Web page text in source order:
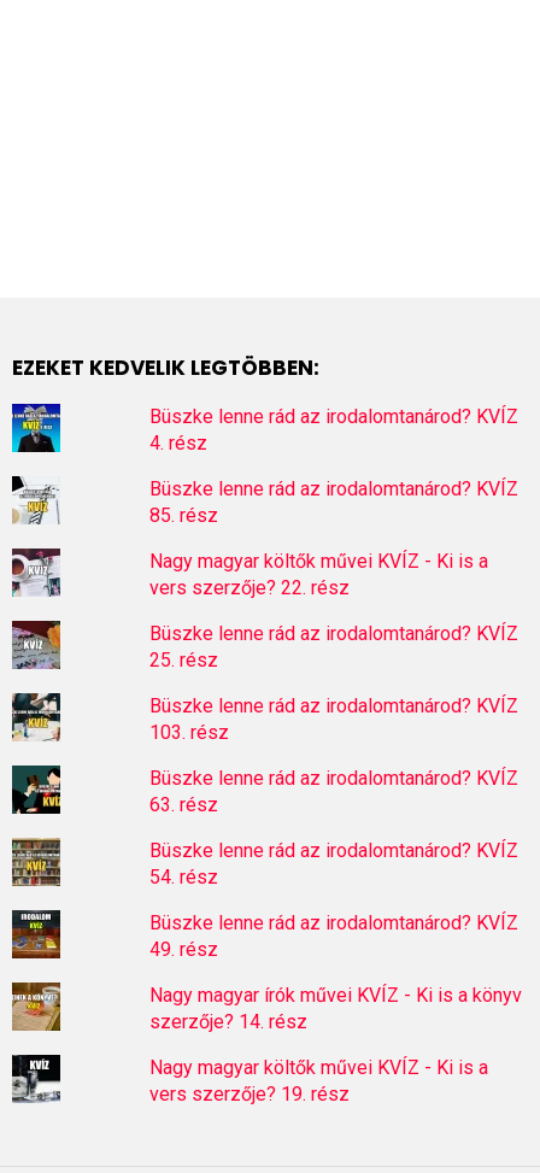
EZEKET KEDVELIK LEGTÖBBEN:
Büszke lenne rád az irodalomtanárod? KVÍZ
4. rész
Büszke lenne rád az irodalomtanárod? KVÍZ
85. rész
Nagy magyar költők művei KVÍZ - Ki is a
vers szerzője? 22. rész
Büszke lenne rád az irodalomtanárod? KVÍZ
25. rész
Büszke lenne rád az irodalomtanárod? KVÍZ
103. rész
Büszke lenne rád az irodalomtanárod? KVÍZ
63. rész
Büszke lenne rád az irodalomtanárod? KVÍZ
54. rész
Büszke lenne rád az irodalomtanárod? KVÍZ
49. rész
Nagy magyar írók művei KVÍZ - Ki is a könyv
szerzője? 14. rész
Nagy magyar költők művei KVÍZ - Ki is a
vers szerzője? 19. rész